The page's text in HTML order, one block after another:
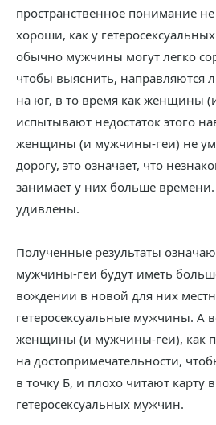
пространственное понимание
хороши, как у
обычно мужчины могут легко
чтобы выяснить, направляются
на юг, в то время как женщины
испытывают недостаток этого
женщины (и мужчины-геи) не
дорогу, это означает, что
занимает у них больше
удивлены.
Полученные результаты
мужчины-геи будут иметь
вождении в новой для них
гетеросексуальные мужчины. А
женщины (и мужчины-геи), как
на достопримечательности,
в точку Б, и плохо читают карту
гетеросексуальных мужчин.